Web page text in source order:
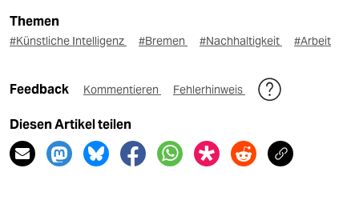
Themen
#Künstliche Intelligenz #Bremen #Nachhaltigkeit #Arbeit
Feedback Kommentieren Fehlerhinweis
Diesen Artikel teilen